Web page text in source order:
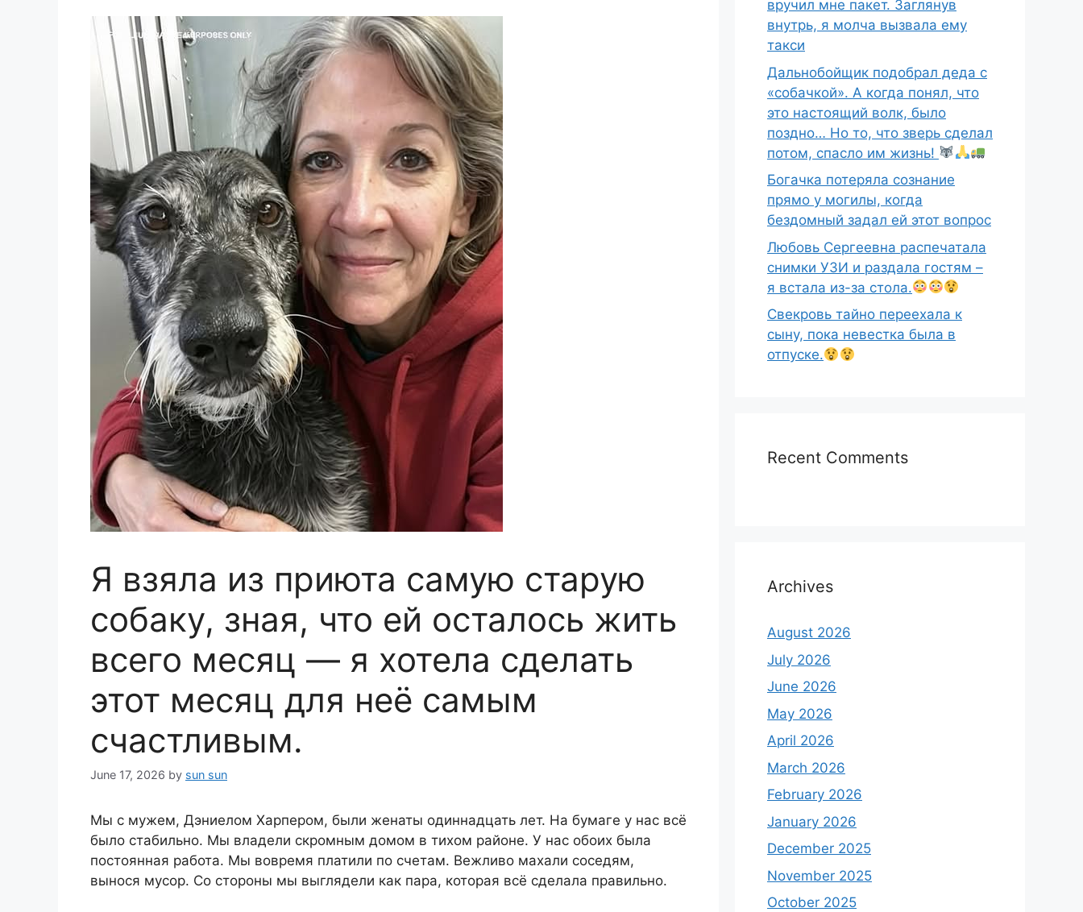
Я взяла из приюта самую старую
собаку, зная, что ей осталось жить
всего месяц — я хотела сделать
этот месяц для неё самым
счастливым.
June 17, 2026 by sun sun
Мы с мужем, Дэниелом Харпером, были женаты одиннадцать лет. На бумаге у нас всё
было стабильно. Мы владели скромным домом в тихом районе. У нас обоих была
постоянная работа. Мы вовремя платили по счетам. Вежливо махали соседям,
вынося мусор. Со стороны мы выглядели как пара, которая всё сделала правильно.
вручил мне пакет. Заглянув
внутрь, я молча вызвала ему
такси
Дальнобойщик подобрал деда с
«собачкой». А когда понял, что
это настоящий волк, было
поздно… Но то, что зверь сделал
потом, спасло им жизнь!
Богачка потеряла сознание
прямо у могилы, когда
бездомный задал ей этот вопрос
Любовь Сергеевна распечатала
снимки УЗИ и раздала гостям –
я встала из-за стола.
Свекровь тайно переехала к
сыну, пока невестка была в
отпуске.
Recent Comments
Archives
August 2026
July 2026
June 2026
May 2026
April 2026
March 2026
February 2026
January 2026
December 2025
November 2025
October 2025